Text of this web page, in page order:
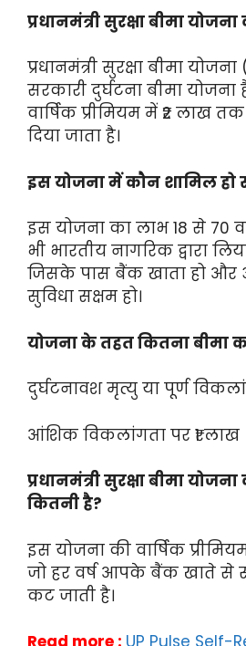
प्रधानमंत्री सुरक्षा बीमा योजना
प्रधानमंत्री सुरक्षा बीमा
सरकारी दुर्घटना बीमा
वार्षिक प्रीमियम में ₹2 लाख
दिया जाता है।
इस योजना में कौन शामिल हो
इस योजना का लाभ 18 से 70
भी भारतीय नागरिक द्वारा
जिसके पास बैंक खाता हो और
सुविधा सक्षम हो।
योजना के तहत कितना बीमा
दुर्घटनावश मृत्यु या पूर्ण
आंशिक विकलांगता पर ₹1 लाख
प्रधानमंत्री सुरक्षा बीमा योजना
कितनी है?
इस योजना की वार्षिक
जो हर वर्ष आपके बैंक खाते से
कट जाती है।
Read more : UP Pulse Self-